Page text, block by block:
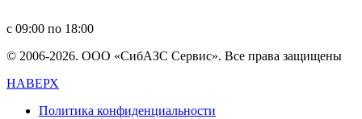
с 09:00 по 18:00
© 2006-2026. ООО «СибАЗС Сервис». Все права защищены
НАВЕРХ
Политика конфиденциальности